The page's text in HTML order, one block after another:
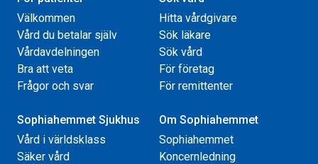
Välkommen
Vård du betalar själv
Vårdavdelningen
Bra att veta
Frågor och svar
Hitta vårdgivare
Sök läkare
Sök vård
För företag
För remittenter
Sophiahemmet Sjukhus
Vård i världsklass
Säker vård
Om Sophiahemmet
Sophiahemmet
Koncernledning